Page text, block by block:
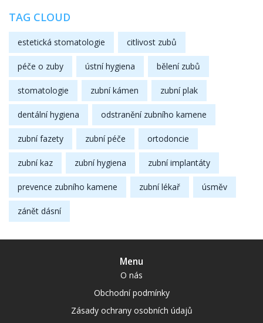
TAG CLOUD
estetická stomatologie citlivost zubů
péče o zuby ústní hygiena bělení zubů
stomatologie zubní kámen zubní plak
dentální hygiena odstranění zubního kamene
zubní fazety zubní péče ortodoncie
zubní kaz zubní hygiena zubní implantáty
prevence zubního kamene zubní lékař úsměv
zánět dásní
Menu
O nás
Obchodní podmínky
Zásady ochrany osobních údajů